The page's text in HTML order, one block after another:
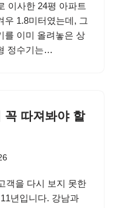
이사한 24평 아파트
우 1.8미터였는데, 그
를 이미 올려놓은 상
정수기는…
꼭 따져봐야 할
객을 다시 보지 못한
년입니다. 강남과